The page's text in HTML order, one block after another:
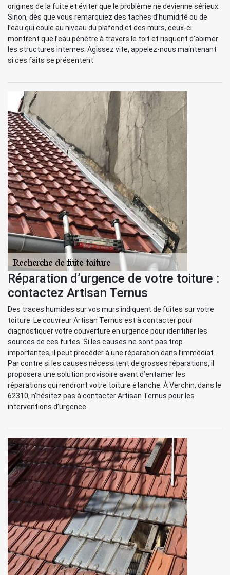
origines de la fuite et éviter que le problème ne devienne sérieux.
Sinon, dès que vous remarquiez des taches d’humidité ou de
l’eau qui coule au niveau du plafond et des murs, ceux-ci
montrent que l’eau pénètre à travers le toit et risquent d’abimer
les structures internes. Agissez vite, appelez-nous maintenant
si ces faits se présentent.
Réparation d’urgence de votre toiture :
contactez Artisan Ternus
Des traces humides sur vos murs indiquent de fuites sur votre
toiture. Le couvreur Artisan Ternus est à contacter pour
diagnostiquer votre couverture en urgence pour identifier les
sources de ces fuites. Si les causes ne sont pas trop
importantes, il peut procéder à une réparation dans l’immédiat.
Par contre si les causes nécessitent de grosses réparations, il
proposera une solution provisoire avant d’entamer les
réparations qui rendront votre toiture étanche. À Verchin, dans le
62310, n’hésitez pas à contacter Artisan Ternus pour les
interventions d’urgence.